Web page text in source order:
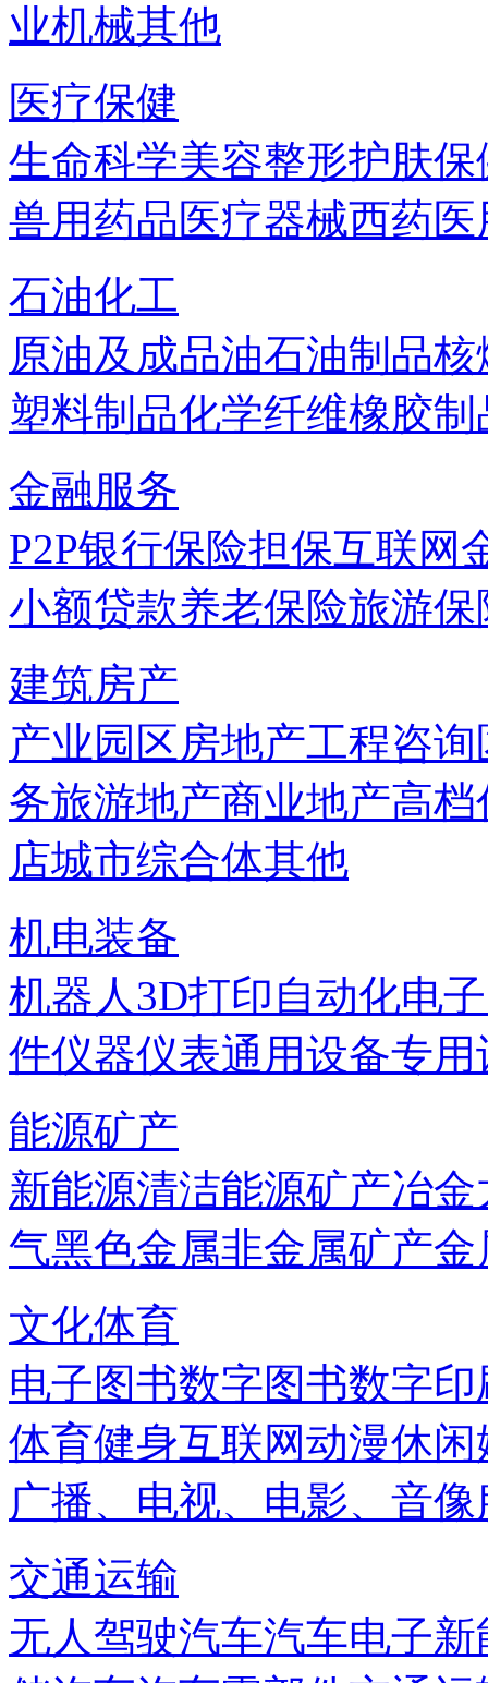
业机械其他
医疗保健
生命科学美容整形护肤保
兽用药品医疗器械西药
石油化工
原油及成品油石油制品核
塑料制品化学纤维橡胶制
金融服务
P2P银行保险担保互联网
小额贷款养老保险旅游保
建筑房产
产业园区房地产工程咨询
务旅游地产商业地产高档
店城市综合体其他
机电装备
机器人3D打印自动化电
件仪器仪表通用设备专用
能源矿产
新能源清洁能源矿产冶金
气黑色金属非金属矿产金
文化体育
电子图书数字图书数字印
体育健身互联网动漫休闲
广播、电视、电影、音像
交通运输
无人驾驶汽车汽车电子新